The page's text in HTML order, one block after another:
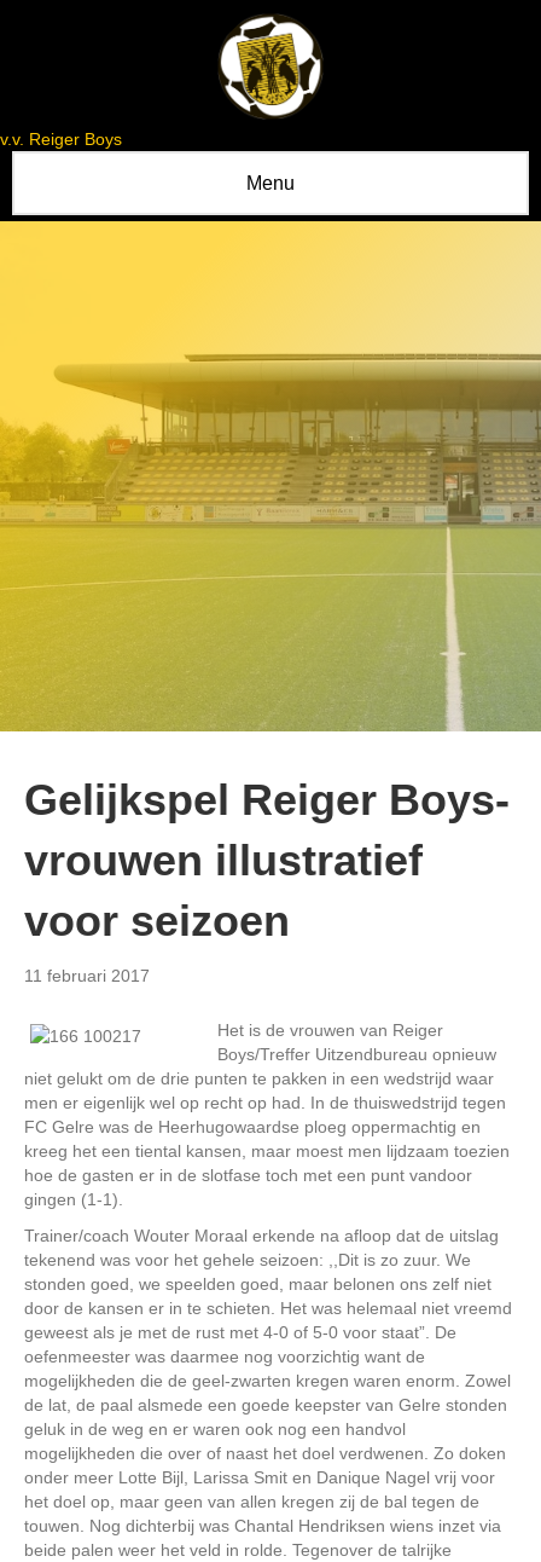
v.v. Reiger Boys
Menu
Gelijkspel Reiger Boys-
vrouwen illustratief
voor seizoen
11 februari 2017
Het is de vrouwen van Reiger
Boys/Treffer Uitzendbureau opnieuw
niet gelukt om de drie punten te pakken in een wedstrijd waar
men er eigenlijk wel op recht op had. In de thuiswedstrijd tegen
FC Gelre was de Heerhugowaardse ploeg oppermachtig en
kreeg het een tiental kansen, maar moest men lijdzaam toezien
hoe de gasten er in de slotfase toch met een punt vandoor
gingen (1-1).
Trainer/coach Wouter Moraal erkende na afloop dat de uitslag
tekenend was voor het gehele seizoen: ,,Dit is zo zuur. We
stonden goed, we speelden goed, maar belonen ons zelf niet
door de kansen er in te schieten. Het was helemaal niet vreemd
geweest als je met de rust met 4-0 of 5-0 voor staat”. De
oefenmeester was daarmee nog voorzichtig want de
mogelijkheden die de geel-zwarten kregen waren enorm. Zowel
de lat, de paal alsmede een goede keepster van Gelre stonden
geluk in de weg en er waren ook nog een handvol
mogelijkheden die over of naast het doel verdwenen. Zo doken
onder meer Lotte Bijl, Larissa Smit en Danique Nagel vrij voor
het doel op, maar geen van allen kregen zij de bal tegen de
touwen. Nog dichterbij was Chantal Hendriksen wiens inzet via
beide palen weer het veld in rolde. Tegenover de talrijke